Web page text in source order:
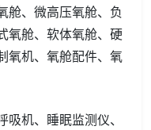
舱、微高压氧舱、负
氧舱、软体氧舱、硬
氧机、氧舱配件、氧
机、睡眠监测仪、